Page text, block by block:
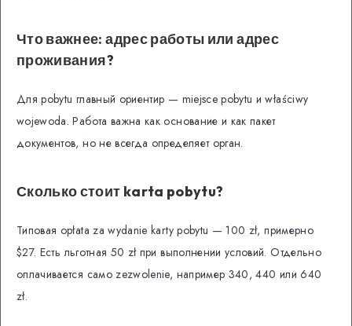
Что важнее: адрес работы или адрес
проживания?
Для pobytu главный ориентир — miejsce pobytu и właściwy
wojewoda. Работа важна как основание и как пакет
документов, но не всегда определяет орган.
Сколько стоит karta pobytu?
Типовая opłata za wydanie karty pobytu — 100 zł, примерно
$27. Есть льготная 50 zł при выполнении условий. Отдельно
оплачивается само zezwolenie, например 340, 440 или 640
zł.